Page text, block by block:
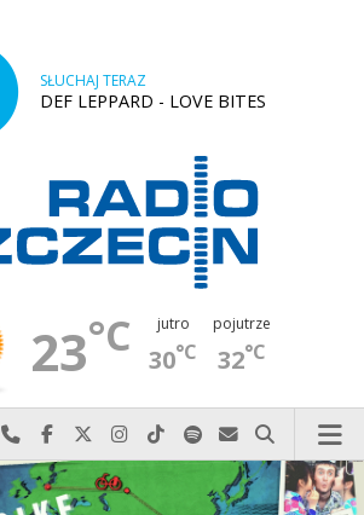
SŁUCHAJ TERAZ
DEF LEPPARD - LOVE BITES
23°C jutro
30°C
pojutrze
32°C
Najlepiej po prostu do nas zadzwoń
Odwiedź nas na Facebook-u
Odwiedź nas na X
Odwiedź nas na Instagram-ie
Odwiedź nas na TikTok-u
Szukaj nas na Spotify
Wyślij do nas
Szukaj